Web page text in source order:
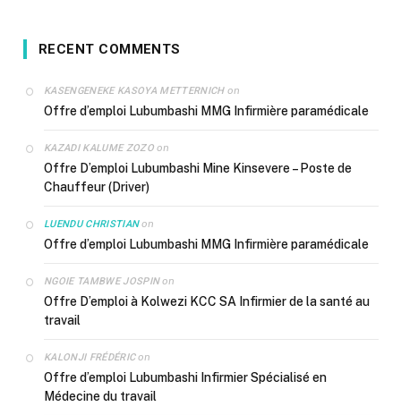
RECENT COMMENTS
KASENGENEKE KASOYA METTERNICHon
Offre d’emploi Lubumbashi MMG Infirmière paramédicale
KAZADI KALUME ZOZOon
Offre D’emploi Lubumbashi Mine Kinsevere – Poste de
Chauffeur (Driver)
LUENDU CHRISTIANon
Offre d’emploi Lubumbashi MMG Infirmière paramédicale
NGOIE TAMBWE JOSPINon
Offre D’emploi à Kolwezi KCC SA Infirmier de la santé au
travail
KALONJI FRÉDÉRICon
Offre d’emploi Lubumbashi Infirmier Spécialisé en
Médecine du travail